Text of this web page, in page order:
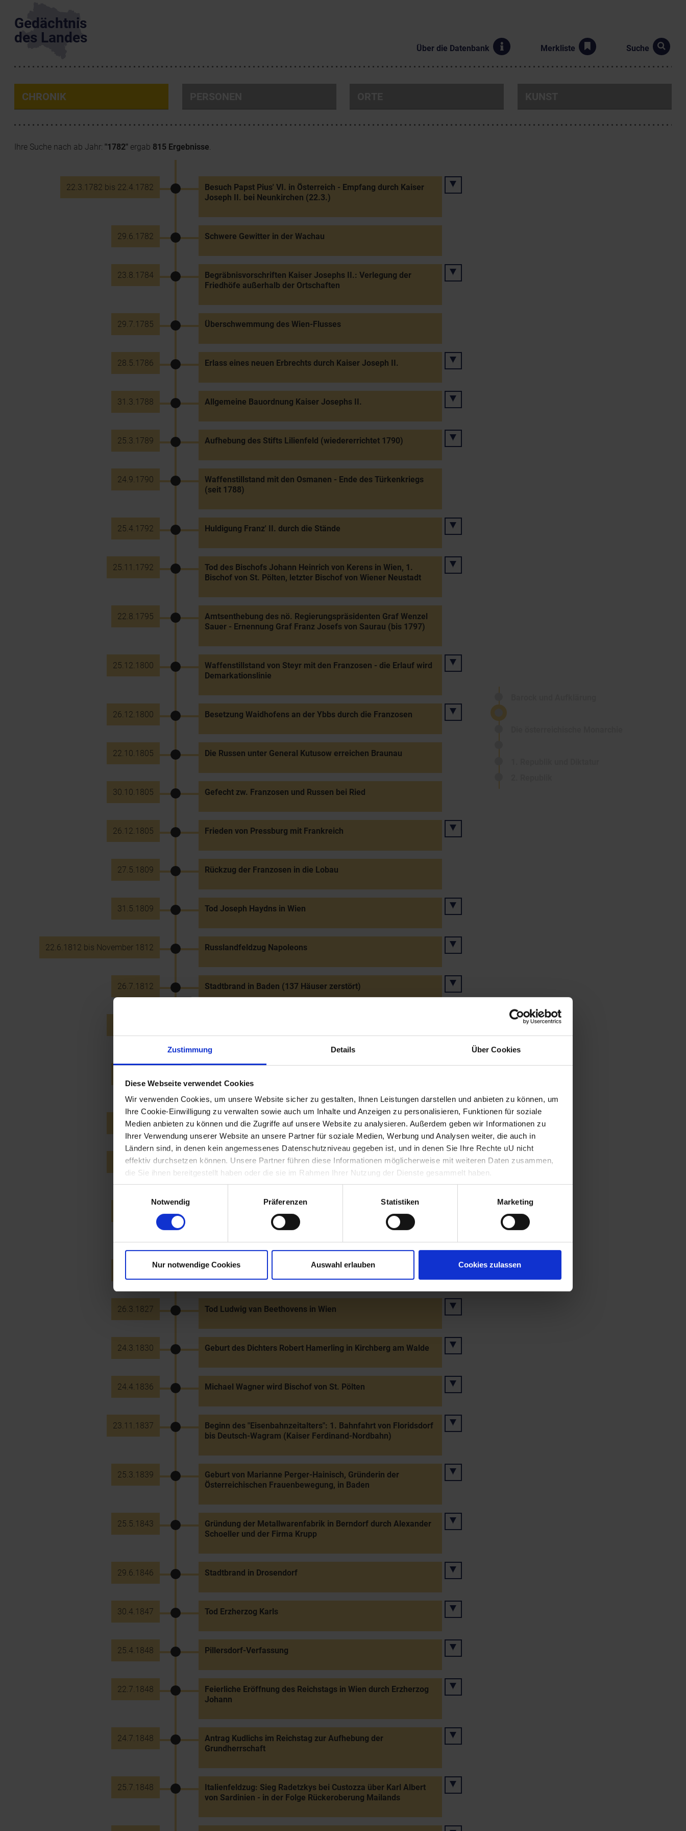
Zustimmung Details Über Cookies
Diese Webseite verwendet Cookies
Wir verwenden Cookies, um unsere Website sicher zu gestalten, Ihnen Leistungen darstellen und anbieten zu können, um
Ihre Cookie-Einwilligung zu verwalten sowie auch um Inhalte und Anzeigen zu personalisieren, Funktionen für soziale
Medien anbieten zu können und die Zugriffe auf unsere Website zu analysieren. Außerdem geben wir Informationen zu
Ihrer Verwendung unserer Website an unsere Partner für soziale Medien, Werbung und Analysen weiter, die auch in
Ländern sind, in denen kein angemessenes Datenschutzniveau gegeben ist, und in denen Sie Ihre Rechte uU nicht
effektiv durchsetzen können. Unsere Partner führen diese Informationen möglicherweise mit weiteren Daten zusammen,
die Sie ihnen bereitgestellt haben oder die sie im Rahmen Ihrer Nutzung der Dienste gesammelt haben.
Notwendig
Präferenzen Statistiken Marketing
Nur notwendige Cookies Auswahl erlauben Cookies zulassen
Gedächtnis
des Landes
Über die Datenbank Merkliste Suche
CHRONIK
Ihre Suche nach ab Jahr: "1782" ergab 815 Ergebnisse.
22.3.1782 bis 22.4.1782
Besuch Papst Pius' VI. in Österreich - Empfang durch Kaiser
Joseph II. bei Neunkirchen (22.3.)
29.6.1782 Schwere Gewitter in der Wachau
23.8.1784
Begräbnisvorschriften Kaiser Josephs II.: Verlegung der
Friedhöfe außerhalb der Ortschaften
29.7.1785 Überschwemmung des Wien-Flusses
28.5.1786 Erlass eines neuen Erbrechts durch Kaiser Joseph II.
31.3.1788 Allgemeine Bauordnung Kaiser Josephs II.
25.3.1789 Aufhebung des Stifts Lilienfeld (wiedererrichtet 1790)
24.9.1790
Waffenstillstand mit den Osmanen - Ende des Türkenkriegs
(seit 1788)
25.4.1792 Huldigung Franz' II. durch die Stände
25.11.1792
Tod des Bischofs Johann Heinrich von Kerens in Wien, 1.
Bischof von St. Pölten, letzter Bischof von Wiener Neustadt
22.8.1795
Amtsenthebung des nö. Regierungspräsidenten Graf Wenzel
Sauer - Ernennung Graf Franz Josefs von Saurau (bis 1797)
25.12.1800
Waffenstillstand von Steyr mit den Franzosen - die Erlauf wird
Demarkationslinie
26.12.1800 Besetzung Waidhofens an der Ybbs durch die Franzosen
22.10.1805 Die Russen unter General Kutusow erreichen Braunau
30.10.1805 Gefecht zw. Franzosen und Russen bei Ried
26.12.1805 Frieden von Pressburg mit Frankreich
27.5.1809 Rückzug der Franzosen in die Lobau
31.5.1809 Tod Joseph Haydns in Wien
22.6.1812 bis November 1812 Russlandfeldzug Napoleons
26.7.1812 Stadtbrand in Baden (137 Häuser zerstört)
Einkommenssteuer)
Preußens
24.12.1816 Aufstellung des ersten Christbaums in Wien
23.12.1817
Grundsteuerpatent zur Schaffung eines Stabilen Katasters
(Franzisceischer Kataster)
Genehmigung der Statuten der 1. Österreichischen Postspar-
Casse durch die Landesbehörden (Gründer: Pfarrer Johann
29.3.1825 Tod des Hammerherrn Franz Amon in Lunz
26.3.1827 Tod Ludwig van Beethovens in Wien
24.3.1830 Geburt des Dichters Robert Hamerling in Kirchberg am Walde
24.4.1836 Michael Wagner wird Bischof von St. Pölten
23.11.1837
Beginn des "Eisenbahnzeitalters": 1. Bahnfahrt von Floridsdorf
bis Deutsch-Wagram (Kaiser Ferdinand-Nordbahn)
25.3.1839
Geburt von Marianne Perger-Hainisch, Gründerin der
Österreichischen Frauenbewegung, in Baden
25.5.1843
Gründung der Metallwarenfabrik in Berndorf durch Alexander
Schoeller und der Firma Krupp
29.6.1846 Stadtbrand in Drosendorf
30.4.1847 Tod Erzherzog Karls
25.4.1848 Pillersdorf-Verfassung
22.7.1848
Feierliche Eröffnung des Reichstags in Wien durch Erzherzog
Johann
24.7.1848
Antrag Kudlichs im Reichstag zur Aufhebung der
Grundherrschaft
25.7.1848
Italienfeldzug: Sieg Radetzkys bei Custozza über Karl Albert
von Sardinien - in der Folge Rückeroberung Mailands